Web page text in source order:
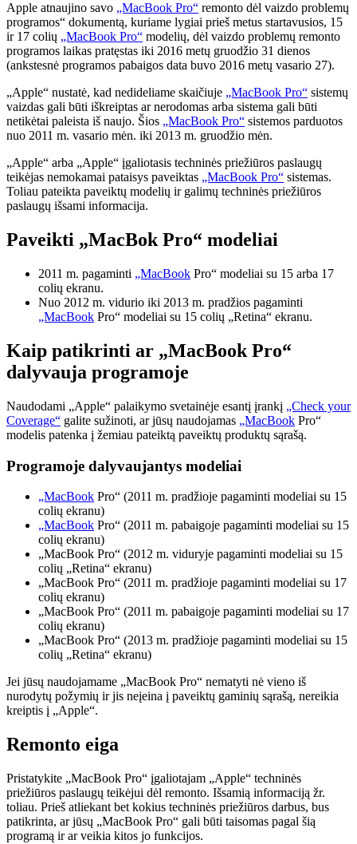
Apple atnaujino savo „MacBook Pro“ remonto dėl vaizdo problemų
programos“ dokumentą, kuriame lygiai prieš metus startavusios, 15
ir 17 colių „MacBook Pro“ modelių, dėl vaizdo problemų remonto
programos laikas pratęstas iki 2016 metų gruodžio 31 dienos
(ankstesnė programos pabaigos data buvo 2016 metų vasario 27).
„Apple“ nustatė, kad nedideliame skaičiuje „MacBook Pro“ sistemų
vaizdas gali būti iškreiptas ar nerodomas arba sistema gali būti
netikėtai paleista iš naujo. Šios „MacBook Pro“ sistemos parduotos
nuo 2011 m. vasario mėn. iki 2013 m. gruodžio mėn.
„Apple“ arba „Apple“ įgaliotasis techninės priežiūros paslaugų
teikėjas nemokamai pataisys paveiktas „MacBook Pro“ sistemas.
Toliau pateikta paveiktų modelių ir galimų techninės priežiūros
paslaugų išsami informacija.
Paveikti „MacBok Pro“ modeliai
2011 m. pagaminti „MacBook Pro“ modeliai su 15 arba 17
colių ekranu.
Nuo 2012 m. vidurio iki 2013 m. pradžios pagaminti
„MacBook Pro“ modeliai su 15 colių „Retina“ ekranu.
Kaip patikrinti ar „MacBook Pro“
dalyvauja programoje
Naudodami „Apple“ palaikymo svetainėje esantį įrankį „Check your
Coverage“ galite sužinoti, ar jūsų naudojamas „MacBook Pro“
modelis patenka į žemiau pateiktą paveiktų produktų sąrašą.
Programoje dalyvaujantys modeliai
„MacBook Pro“ (2011 m. pradžioje pagaminti modeliai su 15
colių ekranu)
„MacBook Pro“ (2011 m. pabaigoje pagaminti modeliai su 15
colių ekranu)
„MacBook Pro“ (2012 m. viduryje pagaminti modeliai su 15
colių „Retina“ ekranu)
„MacBook Pro“ (2011 m. pradžioje pagaminti modeliai su 17
colių ekranu)
„MacBook Pro“ (2011 m. pabaigoje pagaminti modeliai su 17
colių ekranu)
„MacBook Pro“ (2013 m. pradžioje pagaminti modeliai su 15
colių „Retina“ ekranu)
Jei jūsų naudojamame „MacBook Pro“ nematyti nė vieno iš
nurodytų požymių ir jis neįeina į paveiktų gaminių sąrašą, nereikia
kreiptis į „Apple“.
Remonto eiga
Pristatykite „MacBook Pro“ įgaliotajam „Apple“ techninės
priežiūros paslaugų teikėjui dėl remonto. Išsamią informaciją žr.
toliau. Prieš atliekant bet kokius techninės priežiūros darbus, bus
patikrinta, ar jūsų „MacBook Pro“ gali būti taisomas pagal šią
programą ir ar veikia kitos jo funkcijos.